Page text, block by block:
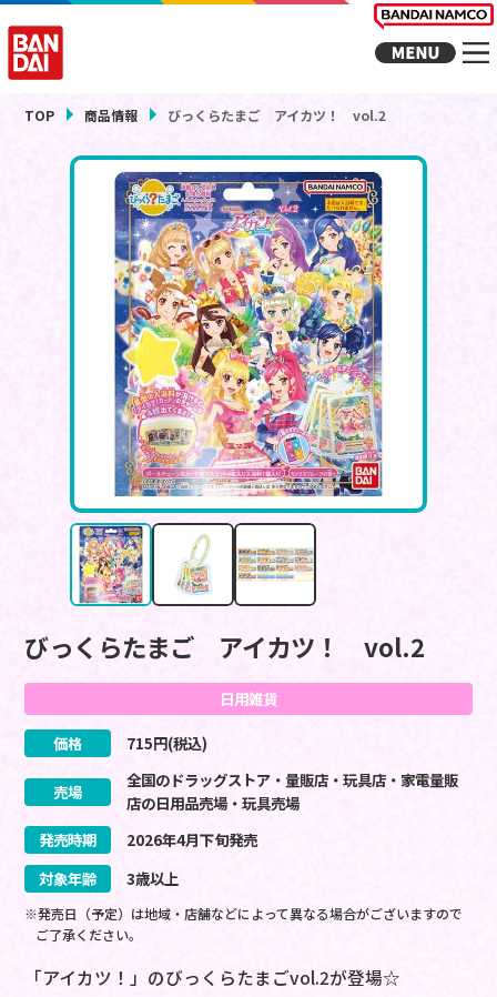
TOP 商品情報 びっくらたまご アイカツ！ vol.2
びっくらたまご アイカツ！ vol.2
日用雑貨
価格 715円(税込)
売場
全国のドラッグストア・量販店・玩具店・家電量販
店の日用品売場・玩具売場
発売時期
2026年4月下旬発売
対象年齢
3歳以上
※発売日（予定）は地域・店舗などによって異なる場合がございますので
ご了承ください。
「アイカツ！」のびっくらたまごvol.2が登場☆